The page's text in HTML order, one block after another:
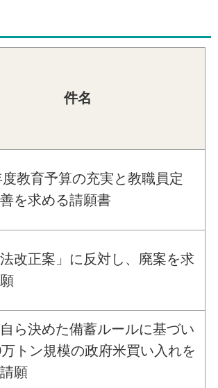
件名
教育予算の充実と教職員定
を求める請願書
法改正案」に反対し、廃案を求
ら決めた備蓄ルールに基づい
トン規模の政府米買い入れを
願